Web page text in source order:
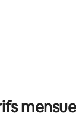
sur la base